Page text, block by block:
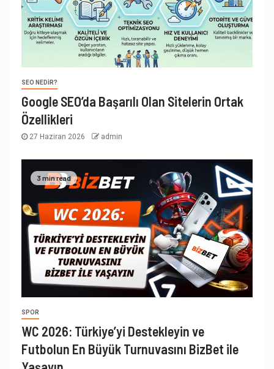
SEO NEDIR?
Google SEO’da Başarılı Olan Sitelerin Ortak
Özellikleri
27 Haziran 2026 admin
3 min read
SPOR
WC 2026: Türkiye’yi Destekleyin ve
Futbolun En Büyük Turnuvasını BizBet ile